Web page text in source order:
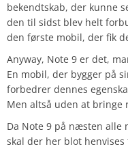
bekendtskab, der kunne
den til sidst blev helt
den første mobil, der fik
Anyway, Note 9 er det,
En mobil, der bygger på
forbedrer dennes
Men altså uden at bringe
Da Note 9 på næsten alle
skal der her blot henvises